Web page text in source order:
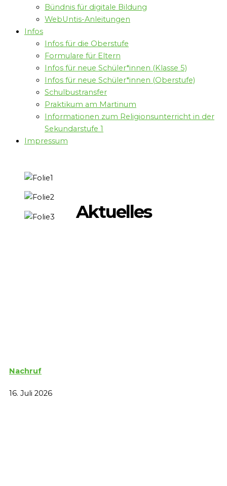
Bündnis für digitale Bildung
WebUntis-Anleitungen
Infos
Infos für die Oberstufe
Formulare für Eltern
Infos für neue Schüler*innen (Klasse 5)
Infos für neue Schüler*innen (Oberstufe)
Schulbustransfer
Praktikum am Martinum
Informationen zum Religionsunterricht in der
Sekundarstufe 1
Impressum
Aktuelles
Nachruf
16. Juli 2026